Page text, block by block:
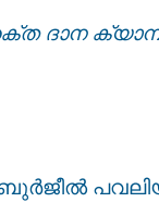
ദാന
: ബുർജീൽ